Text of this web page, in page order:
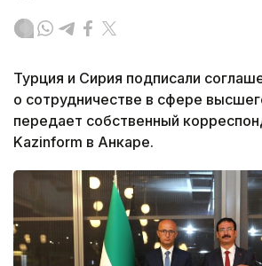
Турция и Сирия подписали
о сотрудничестве в сфере
передает собственный
Kazinform в Анкаре.